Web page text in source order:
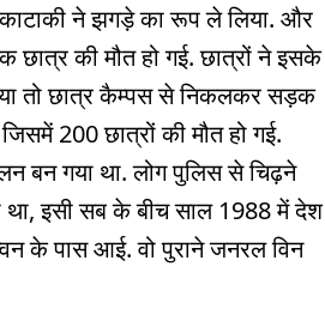
ने झगड़े का रूप ले लिया. और
छात्र की मौत हो गई. छात्रों ने इसके
तो छात्र कैम्पस से निकलकर सड़क
200 छात्रों की मौत हो गई.
बन गया था. लोग पुलिस से चिढ़ने
इसी सब के बीच साल 1988 में देश
के पास आई. वो पुराने जनरल विन